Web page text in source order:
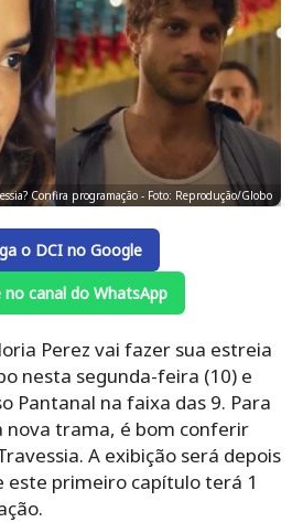
Confira programação - Foto: Reprodução/Globo
o DCI no Google
no canal do WhatsApp
Perez vai fazer sua estreia
nesta segunda-feira (10) e
Pantanal na faixa das 9. Para
nova trama, é bom conferir
A exibição será depois
este primeiro capítulo terá 1